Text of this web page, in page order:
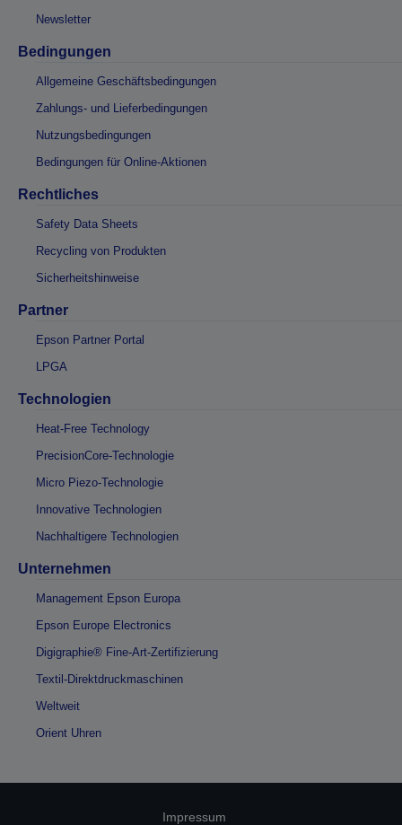
Newsletter
Bedingungen
Allgemeine Geschäftsbedingungen
Zahlungs- und Lieferbedingungen
Nutzungsbedingungen
Bedingungen für Online-Aktionen
Rechtliches
Safety Data Sheets
Recycling von Produkten
Sicherheitshinweise
Partner
Epson Partner Portal
LPGA
Technologien
Heat-Free Technology
PrecisionCore-Technologie
Micro Piezo-Technologie
Innovative Technologien
Nachhaltigere Technologien
Unternehmen
Management Epson Europa
Epson Europe Electronics
Digigraphie® Fine-Art-Zertifizierung
Textil-Direktdruckmaschinen
Weltweit
Orient Uhren
Impressum